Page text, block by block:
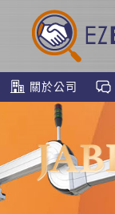
關於公司